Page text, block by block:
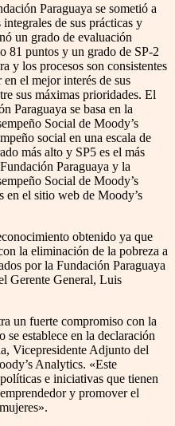
Paraguaya se sometió a
de sus prácticas y
un grado de evaluación
81 puntos y un grado de SP-2
y los procesos son consistentes
el mejor interés de sus
sus máximas prioridades. El
Paraguaya se basa en la
Social de Moody’s
social en una escala de
más alto y SP5 es el más
Paraguaya y la
Social de Moody’s
en el sitio web de Moody’s
obtenido ya que
la eliminación de la pobreza a
por la Fundación Paraguaya
Gerente General, Luis
un fuerte compromiso con la
se establece en la declaración
Vicepresidente Adjunto del
Analytics. «Este
e iniciativas que tienen
y promover el